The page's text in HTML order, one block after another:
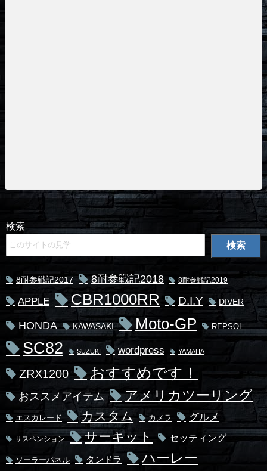
検索
検索
8耐参戦記2017 8耐参戦記2018 8耐参戦記2019
APPLE CBR1000RR D.I.Y DIVER
HONDA KAWASAKI Moto-GP REPSOL
SC82 SUZUKI wordpress YAMAHA
ZRX1200 おすすめです！
おススメアイテム アメリカツーリング
エスカレード カスタム カメラ グルメ
サスペンション サーキット セッティング
ソーラーパネル タンドラ ハーレー